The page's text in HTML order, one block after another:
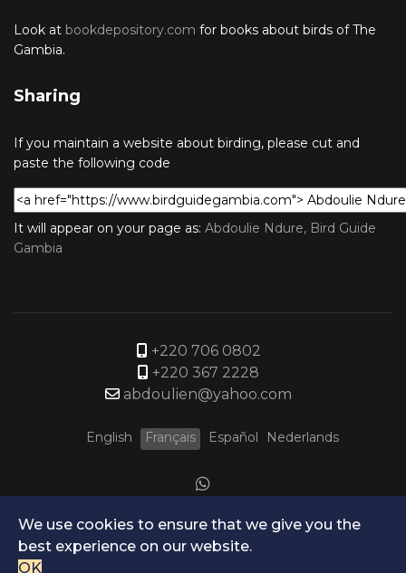
Look at bookdepository.com for books about birds of The
Gambia.
Sharing
If you maintain a website about birding, please cut and
paste the following code
It will appear on your page as: Abdoulie Ndure, Bird Guide
Gambia
+220 706 0802
+220 367 2228
abdoulien@yahoo.com
English Français Español Nederlands
We use cookies to ensure that we give you the
best experience on our website.
OK